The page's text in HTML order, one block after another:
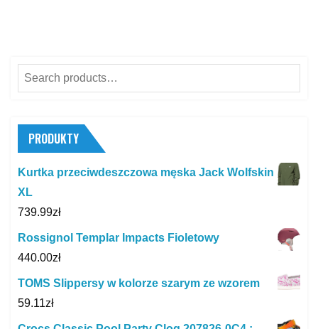
Search
for:
PRODUKTY
Kurtka przeciwdeszczowa męska Jack Wolfskin
XL
739.99zł
Rossignol Templar Impacts Fioletowy
440.00zł
TOMS Slippersy w kolorze szarym ze wzorem
59.11zł